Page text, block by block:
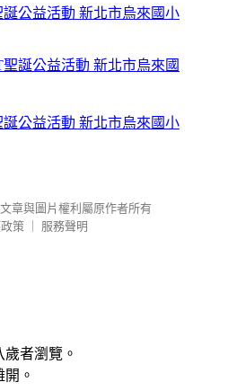
誕公益活動 新北市烏來國小
誕公益活動 新北市烏來國小
文章與圖片權利屬原作者所有
策
服務聲明
者瀏覽。
。